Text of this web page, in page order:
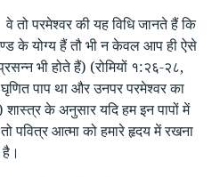
तो परमेश्वर की यह विधि जानते हैं कि
के योग्य हैं तौ भी न केवल आप ही ऐसे
भी होते हैं) (रोमियों १:२६-२८,
पाप था और उनपर परमेश्वर का
शास्त्र के अनुसार यदि हम इन पापों में
आत्मा को हमारे हृदय में रखना